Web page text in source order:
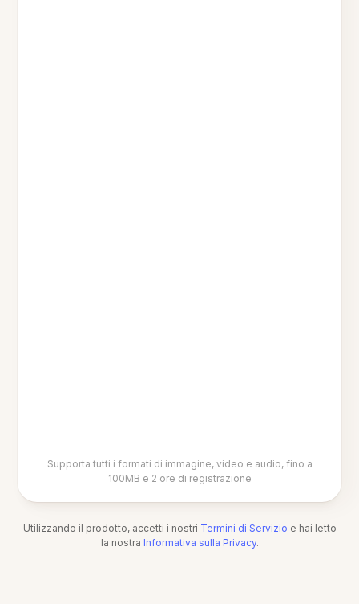
Supporta tutti i formati di immagine, video e audio, fino a
100MB e 2 ore di registrazione
Utilizzando il prodotto, accetti i nostri Termini di Servizio e hai letto
la nostra Informativa sulla Privacy.